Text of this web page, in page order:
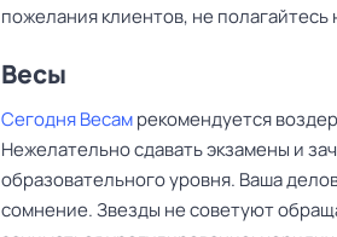
пожелания клиентов, не полагайтесь
Весы ‌‌
Сегодня Весамрекомендуется
Нежелательно сдавать экзамены и
образовательного уровня. Ваша
сомнение. Звезды не советуют